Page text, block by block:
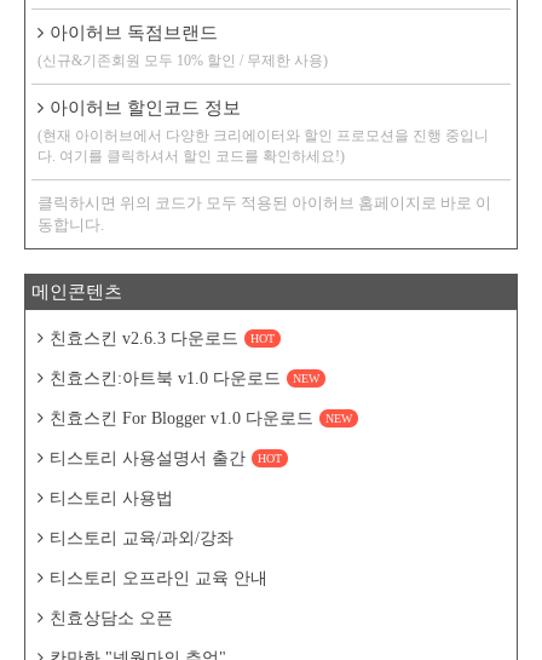
아이허브 독점브랜드
(신규&기존회원 모두 10% 할인 / 무제한 사용)
아이허브 할인코드 정보
(현재 아이허브에서 다양한 크리에이터와 할인 프로모션을 진행 중입니
다. 여기를 클릭하셔서 할인 코드를 확인하세요!)
클릭하시면 위의 코드가 모두 적용된 아이허브 홈페이지로 바로 이
동합니다.
메인콘텐츠
친효스킨 v2.6.3 다운로드 HOT
친효스킨:아트북 v1.0 다운로드 NEW
친효스킨 For Blogger v1.0 다운로드 NEW
티스토리 사용설명서 출간 HOT
티스토리 사용법
티스토리 교육/과외/강좌
티스토리 오프라인 교육 안내
친효상담소 오픈